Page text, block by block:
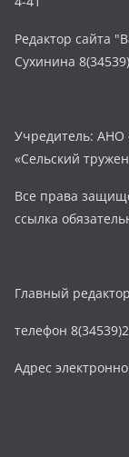
Редактор сайта
Сухинина
Учредитель: АНО
«Сельский
Все права
ссылка
Главный
телефон
Адрес